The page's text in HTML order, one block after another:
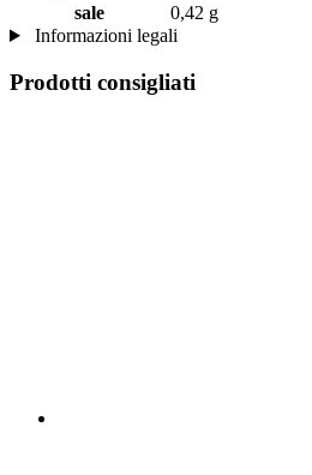
sale
0,42 g
Informazioni legali
Prodotti consigliati